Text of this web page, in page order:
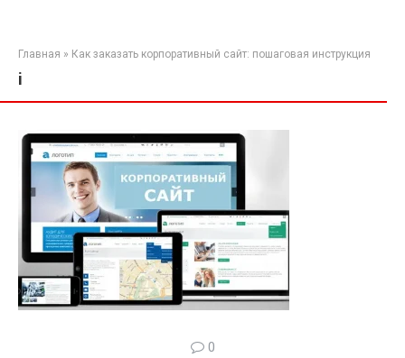
Главная » Как заказать корпоративный сайт: пошаговая инструкция
i
0